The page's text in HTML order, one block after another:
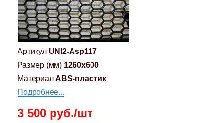
Артикул UNI2-Asp117
Размер (мм) 1260x600
Материал ABS-пластик
Подробнее...
3 500 руб./шт